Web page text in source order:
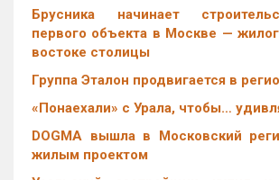
Брусника начинает
первого объекта в Москве —
востоке столицы
Группа Эталон продвигается в
«Понаехали» с Урала, чтобы…
DOGMA вышла в Московский
жилым проектом